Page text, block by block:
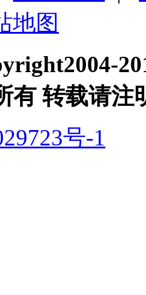
地图
有 转载请注
号-1